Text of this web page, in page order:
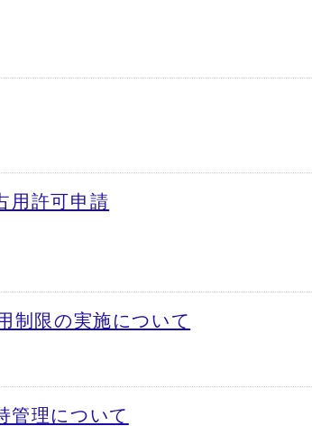
用許可申請
制限の実施について
管理について